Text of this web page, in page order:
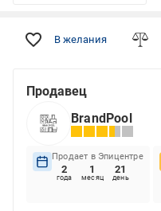
В желания
Продавец
BrandPool
Продает в Эпицентре
2
года
1
месяц
21
день